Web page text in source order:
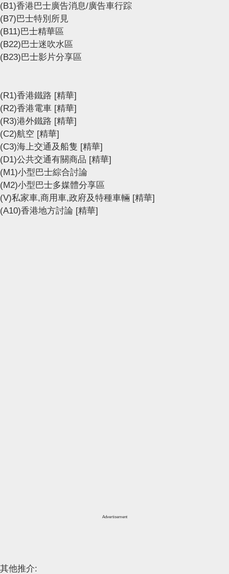
(B1)香港巴士廣告消息/廣告車行踪
(B7)巴士特別所見
(B11)巴士精華區
(B22)巴士迷吹水區
(B23)巴士影片分享區
(R1)香港鐵路 [精華]
(R2)香港電車 [精華]
(R3)港外鐵路 [精華]
(C2)航空 [精華]
(C3)海上交通及船隻 [精華]
(D1)公共交通有關商品 [精華]
(M1)小型巴士綜合討論
(M2)小型巴士多媒體分享區
(V)私家車,商用車,政府及特種車輛 [精華]
(A10)香港地方討論 [精華]
Advertisement
其他推介: